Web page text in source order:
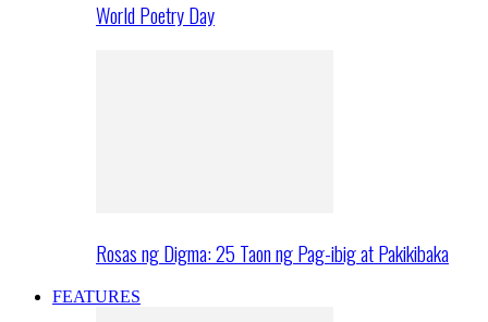
World Poetry Day
Rosas ng Digma: 25 Taon ng Pag-ibig at Pakikibaka
FEATURES